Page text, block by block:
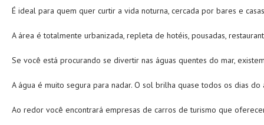
É ideal para quem quer curtir a vida noturna, cercada por bares e
A área é totalmente urbanizada, repleta de hotéis, pousadas,
Se você está procurando se divertir nas águas quentes do mar,
A água é muito segura para nadar. O sol brilha quase todos os dias
Ao redor você encontrará empresas de carros de turismo que